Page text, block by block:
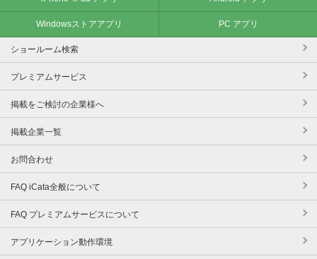
Windowsストアアプリ PC アプリ
ショールーム検索
プレミアムサービス
掲載をご検討の企業様へ
掲載企業一覧
お問合わせ
FAQ iCata全般について
FAQ プレミアムサービスについて
アプリケーション動作環境